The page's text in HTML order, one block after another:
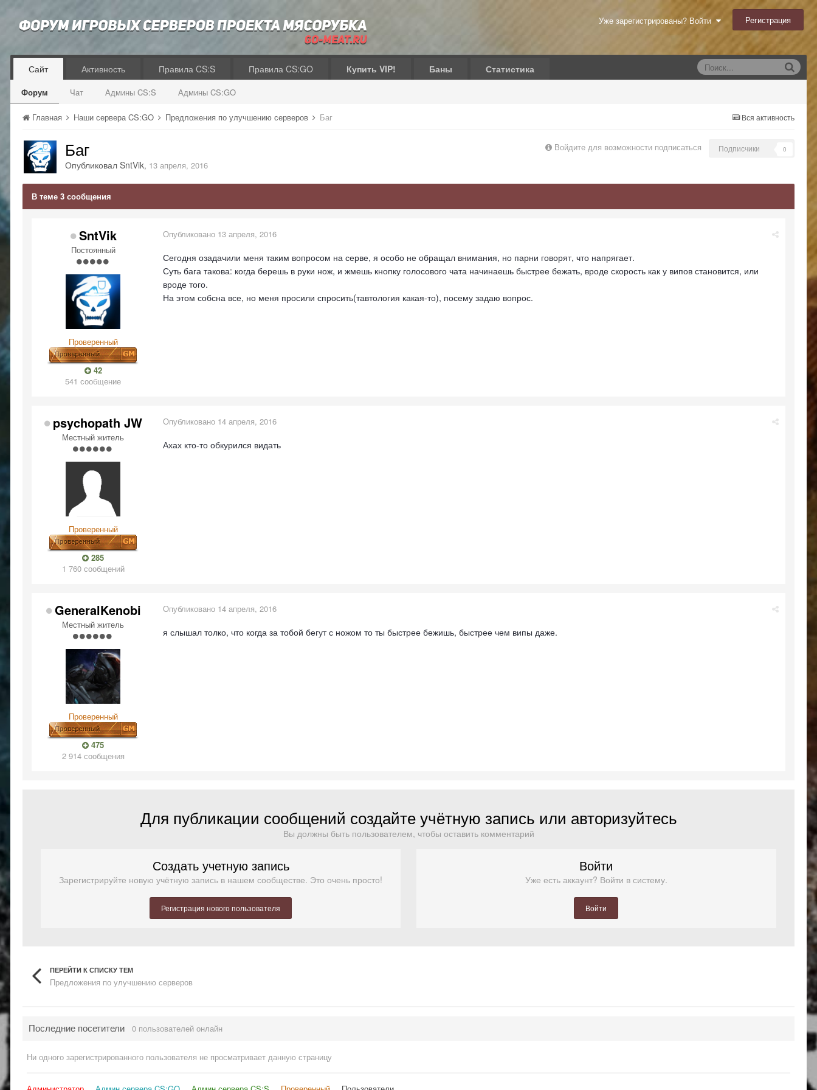
Уже зарегистрированы? Войти Регистрация
Сайт
Форум Чат Админы CS:S Админы CS:GO
Активность Правила CS:S Правила CS:GO Купить VIP! Баны Статистика
Вся активность
Главная Наши сервера CS:GO Предложения по улучшению серверов Баг
Войдите для возможности подписаться Подписчики 0
Баг
Опубликовал SntVik, 13 апреля, 2016
В теме 3 сообщения
SntVik
Постоянный
Проверенный
42
541 сообщение
Опубликовано 13 апреля, 2016
Сегодня озадачили меня таким вопросом на серве, я особо не обращал внимания, но парни говорят, что напрягает.
Суть бага такова: когда берешь в руки нож, и жмешь кнопку голосового чата начинаешь быстрее бежать, вроде скорость как у випов становится, или
вроде того.
На этом собсна все, но меня просили спросить(тавтология какая-то), посему задаю вопрос.
psychopath JW
Местный житель
Проверенный
285
1 760 сообщений
Опубликовано 14 апреля, 2016
Ахах кто-то обкурился видать
GeneralKenobi
Местный житель
Проверенный
475
2 914 сообщения
Опубликовано 14 апреля, 2016
я слышал толко, что когда за тобой бегут с ножом то ты быстрее бежишь, быстрее чем випы даже.
Для публикации сообщений создайте учётную запись или авторизуйтесь
Вы должны быть пользователем, чтобы оставить комментарий
Создать учетную запись
Зарегистрируйте новую учётную запись в нашем сообществе. Это очень просто!
Регистрация нового пользователя
Войти
Уже есть аккаунт? Войти в систему.
Войти
ПЕРЕЙТИ К СПИСКУ ТЕМ
Предложения по улучшению серверов
Последние посетители 0 пользователей онлайн
Ни одного зарегистрированного пользователя не просматривает данную страницу